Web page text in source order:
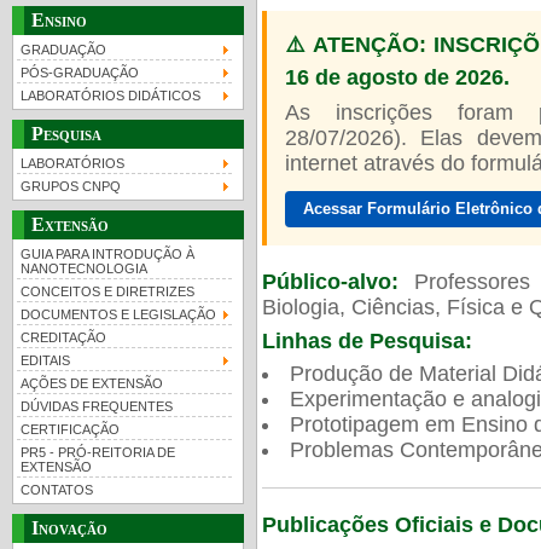
Ensino
GRADUAÇÃO
PÓS-GRADUAÇÃO
LABORATÓRIOS DIDÁTICOS
Pesquisa
LABORATÓRIOS
GRUPOS CNPQ
Extensão
GUIA PARA INTRODUÇÃO À
NANOTECNOLOGIA
CONCEITOS E DIRETRIZES
DOCUMENTOS E LEGISLAÇÃO
CREDITAÇÃO
EDITAIS
AÇÕES DE EXTENSÃO
DÚVIDAS FREQUENTES
CERTIFICAÇÃO
PR5 - PRÓ-REITORIA DE
EXTENSÃO
CONTATOS
Inovação
⚠️ ATENÇÃO:
16 de agosto de 2026.
As inscrições foram
28/07/2026). Elas
internet através do
Acessar Formulário
Público-alvo:
Biologia, Ciências, Física e
Linhas de Pesquisa:
Produção de Material
Experimentação e
Prototipagem em Ensino
Problemas
Publicações Oficiais e